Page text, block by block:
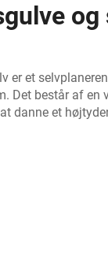
og
er et
Det består af en
danne et